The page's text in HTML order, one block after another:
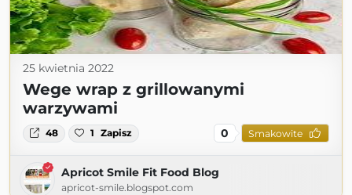
25 kwietnia 2022
Wege wrap z grillowanymi
warzywami
48 1 Zapisz 0 Smakowite
Apricot Smile Fit Food Blog
apricot-smile.blogspot.com